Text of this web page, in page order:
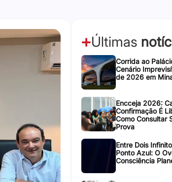
Últimas
Corrida ao
Cenário
de 2026 em
Encceja 2026:
Confirmação É
Como Consultar
Prova
Entre Dois
Ponto Azul: O
Consciência